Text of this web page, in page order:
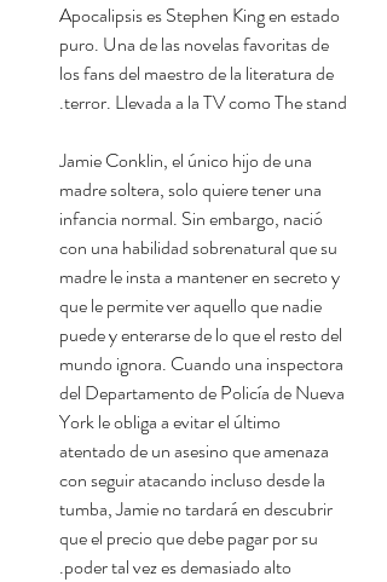
Apocalipsis es Stephen King en estado
puro. Una de las novelas favoritas de
los fans del maestro de la literatura de
terror. Llevada a la TV como The stand.
Jamie Conklin, el único hijo de una
madre soltera, solo quiere tener una
infancia normal. Sin embargo, nació
con una habilidad sobrenatural que su
madre le insta a mantener en secreto y
que le permite ver aquello que nadie
puede y enterarse de lo que el resto del
mundo ignora. Cuando una inspectora
del Departamento de Policía de Nueva
York le obliga a evitar el último
atentado de un asesino que amenaza
con seguir atacando incluso desde la
tumba, Jamie no tardará en descubrir
que el precio que debe pagar por su
poder tal vez es demasiado alto.